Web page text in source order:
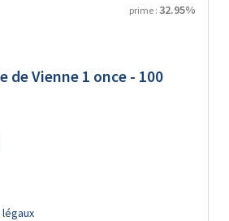
prime : 32.95%
de Vienne 1 once - 100